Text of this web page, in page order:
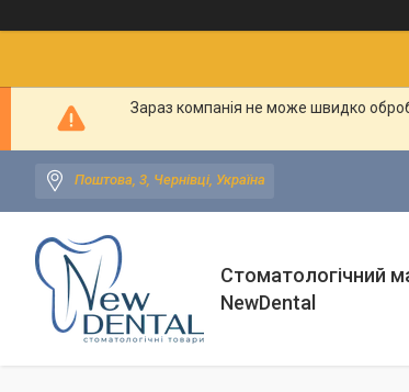
Зараз компанія не може швидко
Поштова, 3, Чернівці, Україна
Стоматологічний
NewDental